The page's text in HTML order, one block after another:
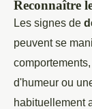
Reconnaître
Les signes de
peuvent se
d'humeur ou
habituellement